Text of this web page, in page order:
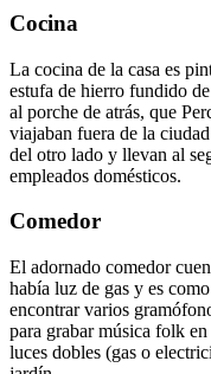
Cocina
La cocina de la casa es
estufa de hierro fundido
al porche de atrás, que
viajaban fuera de la
del otro lado y llevan al
empleados domésticos.
Comedor
El adornado comedor
había luz de gas y es
encontrar varios
para grabar música folk
luces dobles (gas o